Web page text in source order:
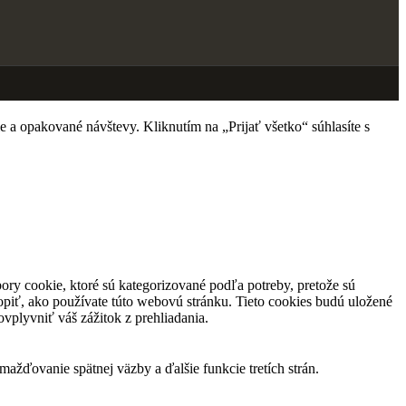
a opakované návštevy. Kliknutím na „Prijať všetko“ súhlasíte s
cookie, ktoré sú kategorizované podľa potreby, pretože sú
ako používate túto webovú stránku. Tieto cookies budú uložené
váš zážitok z prehliadania.
spätnej väzby a ďalšie funkcie tretích strán.